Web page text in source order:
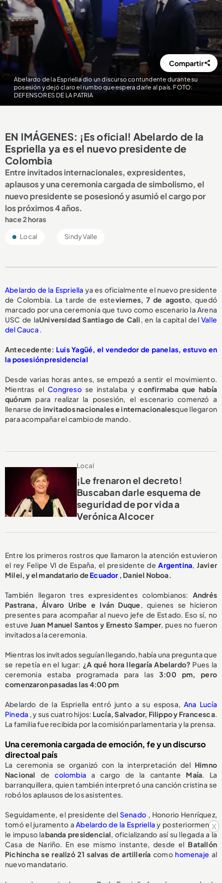
x
Abelardo de la Espriella dio un discurso contundente durante su
posesión y dejó claro el rumbo que espera darle al país. FOTO:
DEFENSORES DE LA PATRIA
Compartir
EN IMÁGENES: ¡Es oficial! Abelardo de la
Espriella ya es el nuevo presidente de
Colombia
Entre invitados internacionales, expresidentes,
aplausos y una ceremonia cargada de simbolismo, el
nuevo presidente se posesionó y asumió el cargo por
los próximos 4 años.
hace 2 horas
Local Sindy Valle
Abelardo de la Espriella ya es oficialmente el nuevo presidente
de Colombia. La tarde de esteviernes, 7 de agosto, quedó
marcado por una ceremonia que tuvo como escenario la Arena
USC de laUniversidad Santiago de Cali, en la capital del Valle
del Cauca .
Antecedente: Luis Yagüé, el vendedor de panelas, estuvo en
la posesión presidencial
Desde varias horas antes, se empezó a sentir el movimiento.
Mientras elCongresose instalaba yconfirmaba que había
quórum para realizar la posesión, el escenario comenzó a
llenarse de invitados nacionales e internacionalesque llegaron
para acompañar el cambio de mando.
Local
¡Le frenaron el decreto!
Buscaban darle esquema de
seguridad de por vida a
Verónica Alcocer
Entre los primeros rostros que llamaron la atención estuvieron
el rey Felipe VI de España, el presidente deArgentina, Javier
Milei, y el mandatario de Ecuador , Daniel Noboa.
También llegaron tres expresidentes colombianos: Andrés
Pastrana, Álvaro Uribe e Iván Duque, quienes se hicieron
presentes para acompañar al nuevo jefe de Estado. Eso sí, no
estuve Juan Manuel Santos y Ernesto Samper, pues no fueron
invitados a la ceremonia.
Mientras los invitados seguían llegando, había una pregunta que
se repetía en el lugar: ¿A qué hora llegaría Abelardo? Pues la
ceremonia estaba programada para las 3:00 pm, pero
comenzaron pasadas las 4:00 pm
Abelardo de la Espriella entró junto a su esposa, Ana Lucía
Pineda , y sus cuatro hijos: Lucía, Salvador, Filippo y Francesca.
La familia fue recibida por la comisión parlamentaria y la prensa.
Una ceremonia cargada de emoción, fe y un discurso
directoal país
La ceremonia se organizó con la interpretación del Himno
Nacional decolombia a cargo de la cantante Maía. La
barranquillera, quien también interpretó una canción cristina se
robó los aplausos de los asistentes.
Seguidamente, el presidente del Senado , Honorio Henríquez,
tomó el juramento aAbelardo de la Espriella y posteriormente
le impuso labanda presidencial, oficializando así su llegada a la
Casa de Nariño. En ese mismo instante, desde el Batallón
Pichincha se realizó 21 salvas de artillería como homenaje al
nuevo mandatario.